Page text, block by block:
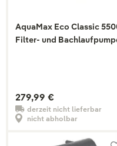
AquaMax Eco Classic
Filter- und
279,99 €
derzeit nicht lieferbar
nicht abholbar